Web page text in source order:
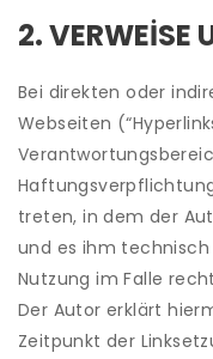
2. VERWEISE
Bei direkten oder
Webseiten
treten, in dem der
und es ihm
Nutzung im Falle
Der Autor erklärt
Zeitpunkt der